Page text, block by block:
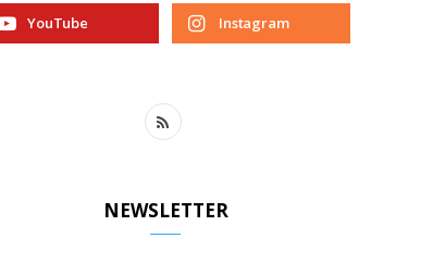
YouTube Instagram
R
NEWSLETTER